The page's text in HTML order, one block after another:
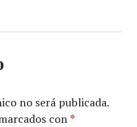
no será publicada.
con*